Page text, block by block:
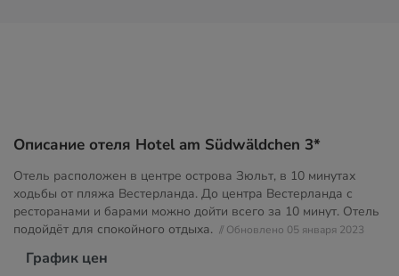
Описание отеля Hotel am Südwäldchen 3*
Отель расположен в центре острова Зюльт, в 10 минутах
ходьбы от пляжа Вестерланда. До центра Вестерланда с
ресторанами и барами можно дойти всего за 10 минут. Отель
подойдёт для спокойного отдыха. // Обновлено 05 января 2023
График цен